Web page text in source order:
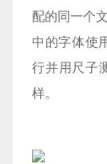
配的同一个
中的字体使
行并用尺子
样。